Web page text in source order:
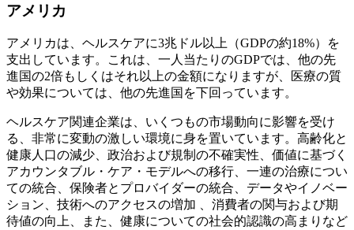
アメリカ
アメリカは、ヘルスケアに3兆ドル以上（GDPの約18%）を
支出しています。これは、一人当たりのGDPでは、他の先
進国の2倍もしくはそれ以上の金額になりますが、医療の質
や効果については、他の先進国を下回っています。
ヘルスケア関連企業は、いくつもの市場動向に影響を受け
る、非常に変動の激しい環境に身を置いています。高齢化と
健康人口の減少、政治および規制の不確実性、価値に基づく
アカウンタブル・ケア・モデルへの移行、一連の治療につい
ての統合、保険者とプロバイダーの統合、データやイノベー
ション、技術へのアクセスの増加 、消費者の関与および期
待値の向上、また、健康についての社会的認識の高まりなど